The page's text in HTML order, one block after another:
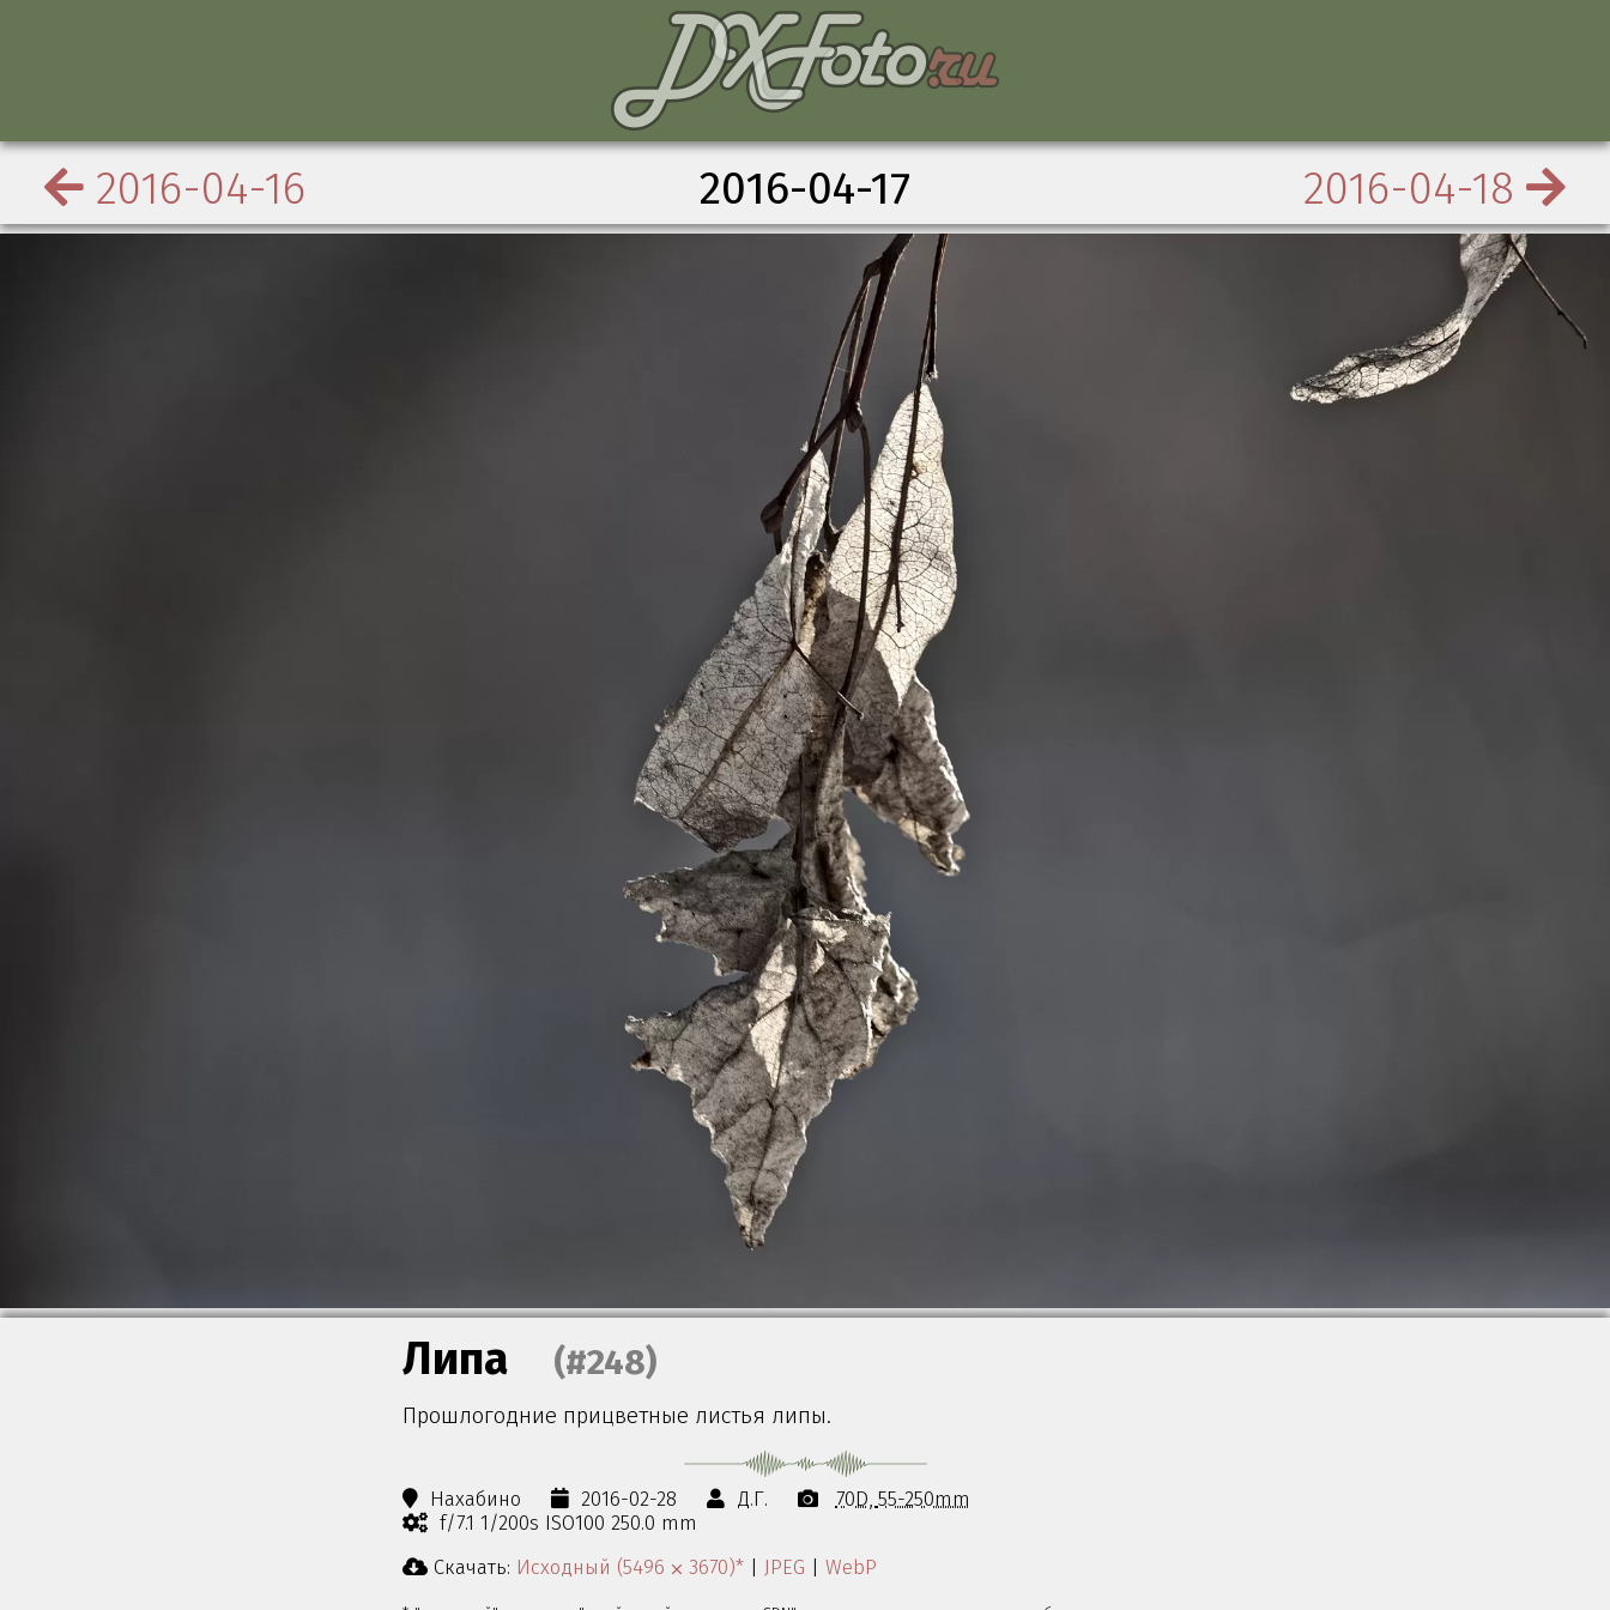
2016-04-16 2016-04-17 2016-04-18
Липа (#248)
Прошлогодние прицветные листья липы.
Нахабино 2016-02-28 Д.Г. 70D 55-250mm
f/7.1 1/200s ISO100 250.0 mm
Скачать: Исходный (5496 ⨉ 3670)* JPEG WebP